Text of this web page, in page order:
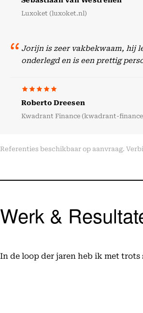
Luxoket (luxoket.nl)
Jorijn is zeer vakbekwaam, hij
onderlegd en is een prettig
Roberto Dreesen
Kwadrant Finance (kwadrant-
Referenties beschikbaar op aanvraag.
Werk &
In de loop der jaren heb ik met trots